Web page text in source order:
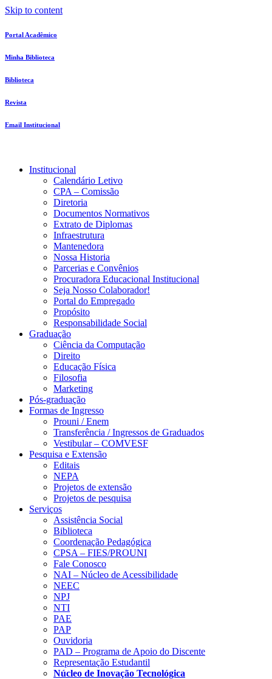
Skip to content
Portal Acadêmico
Minha Biblioteca
Biblioteca
Revista
Email Institucional
Institucional
Calendário Letivo
CPA – Comissão
Diretoria
Documentos Normativos
Extrato de Diplomas
Infraestrutura
Mantenedora
Nossa Historia
Parcerias e Convênios
Procuradora Educacional Institucional
Seja Nosso Colaborador!
Portal do Empregado
Propósito
Responsabilidade Social
Graduação
Ciência da Computação
Direito
Educação Física
Filosofia
Marketing
Pós-graduação
Formas de Ingresso
Prouni / Enem
Transferência / Ingressos de Graduados
Vestibular – COMVESF
Pesquisa e Extensão
Editais
NEPA
Projetos de extensão
Projetos de pesquisa
Serviços
Assistência Social
Biblioteca
Coordenação Pedagógica
CPSA – FIES/PROUNI
Fale Conosco
NAI – Núcleo de Acessibilidade
NEEC
NPJ
NTI
PAE
PAP
Ouvidoria
PAD – Programa de Apoio do Discente
Representação Estudantil
Núcleo de Inovação Tecnológica